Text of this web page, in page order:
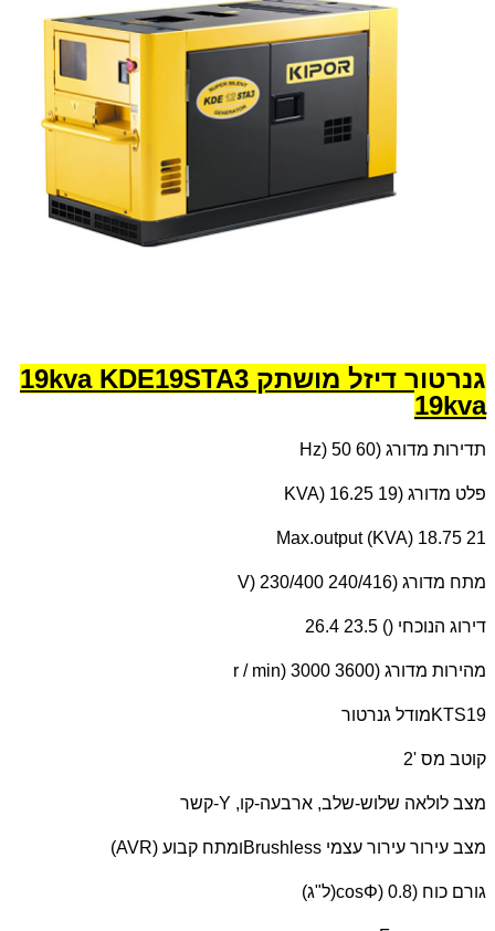
גנרטור דיזל מושתק 19kva KDE19STA3
19kva
תדירות מדורג (Hz) 50 60
פלט מדורג (KVA) 16.25 19
Max.output (KVA) 18.75 21
מתח מדורג (V) 230/400 240/416
דירוג הנוכחי () 23.5 26.4
מהירות מדורג (r / min) 3000 3600
KTS19מודל גנרטור
קוטב מס '2
מצב לולאה שלוש-שלב, ארבעה-קו, Y-קשר
מצב עירור עירור עצמי Brushlessומתח קבוע (AVR
)
גורם כוח (cosΦ) 0.8(ל"ג)